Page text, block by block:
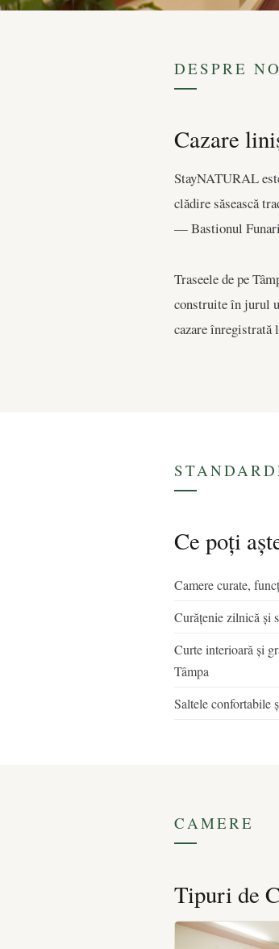
DESPRE
Cazare
StayNATURAL
clădire săsească
— Bastionul
Traseele de pe
construite în jurul
cazare înregistrată
Ce poți
Camere curate,
Curățenie zilnică și
Curte interioară și
Tâmpa
Saltele confortabile
CAMERE
Tipuri de